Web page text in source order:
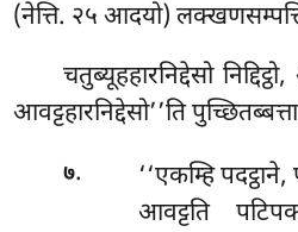
(नेत्ति. २५ आदयो)
चतुब्यूहहारनिद्देसो
आवट्टहारनिद्देसो’’ति
७.
‘‘एकम्हि
आवट्टति